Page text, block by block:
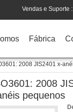
Vendas e Suporte :
Fábrica
2008 JIS2401 x-
2008
pequenos